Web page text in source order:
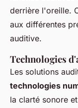
derrière l'oreille.
aux différentes
auditive.
Technologies
Les solutions
technologies
la clarté sonore